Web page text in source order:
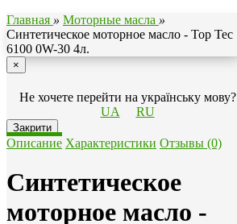
Главная » Моторные масла »
Синтетическое моторное масло - Top Tec
6100 0W-30 4л.
×
Не хочете перейти на українську мову?
UA
RU
Закрити
Описание Характеристики Отзывы (0)
Синтетическое
моторное масло -